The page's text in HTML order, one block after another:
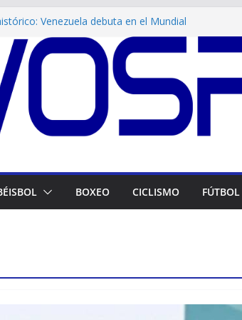
Venezuela debuta en el Mundial
Femenino
en Maracay! Tigres de Aragua blinda su
impulsa Juegos Venezuela Renace
Venezuela en Juegos CAC! El atletismo
dan plata a Venezuela en canotaje
BOXEO CICLISMO FÚTBOL